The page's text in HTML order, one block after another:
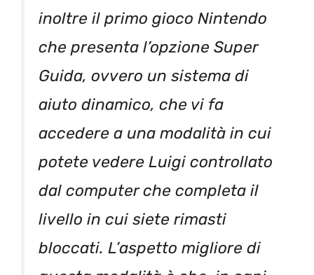
inoltre il primo gioco Nintendo
che presenta l’opzione Super
Guida, ovvero un sistema di
aiuto dinamico, che vi fa
accedere a una modalità in cui
potete vedere Luigi controllato
dal computer che completa il
livello in cui siete rimasti
bloccati. L’aspetto migliore di